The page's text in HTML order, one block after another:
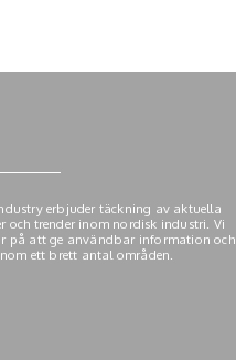
erbjuder täckning av aktuella
och trender inom nordisk industri. Vi
på att ge användbar information och
ett brett antal områden.